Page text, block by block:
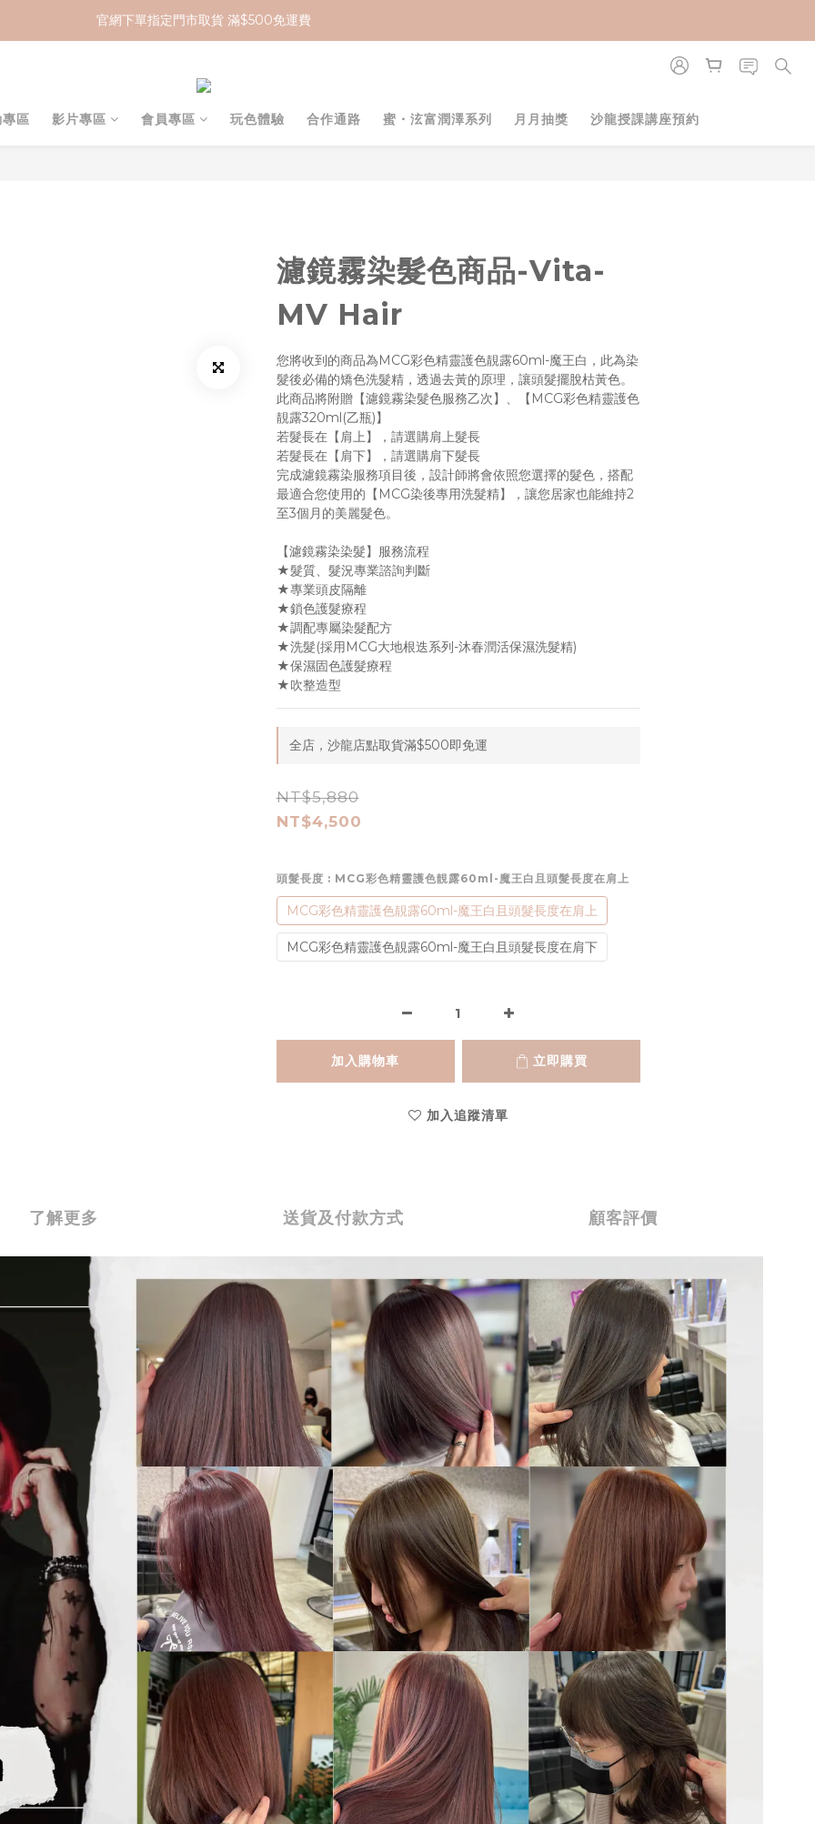
加入 MCG 會員｜即贈 $100 購物金
官網下單指定門市取貨 滿$500免運費
區 影片專區 會員專區 玩色體驗 合作通路 蜜・泫富潤澤系列 月月抽獎 沙龍授課講座預約
濾鏡霧染髮色商品-Vita-
MV Hair
您將收到的商品為MCG彩色精靈護色靚露60ml-魔王白，此為染
髮後必備的矯色洗髮精，透過去黃的原理，讓頭髮擺脫枯黃色。
此商品將附贈【濾鏡霧染髮色服務乙次】、【MCG彩色精靈護色
靚露320ml(乙瓶)】
若髮長在【肩上】，請選購肩上髮長
若髮長在【肩下】，請選購肩下髮長
完成濾鏡霧染服務項目後，設計師將會依照您選擇的髮色，搭配
最適合您使用的【MCG染後專用洗髮精】，讓您居家也能維持2
至3個月的美麗髮色。
【濾鏡霧染染髮】服務流程
★髮質、髮況專業諮詢判斷
★專業頭皮隔離
★鎖色護髮療程
★調配專屬染髮配方
★洗髮(採用MCG大地根迭系列-沐春潤活保濕洗髮精)
★保濕固色護髮療程
★吹整造型
全店，沙龍店點取貨滿$500即免運
NT$5,880
NT$4,500
頭髮長度 : MCG彩色精靈護色靚露60ml-魔王白且頭髮長度在肩上
MCG彩色精靈護色靚露60ml-魔王白且頭髮長度在肩上
MCG彩色精靈護色靚露60ml-魔王白且頭髮長度在肩下
加入購物車 立即購買
加入追蹤清單
了解更多 送貨及付款方式 顧客評價
立即購買